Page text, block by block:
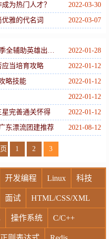
2022-03-30
为热门人才？
2022-03-07
雅的代名词
2022-01-28
2022年王者荣耀游戏S26赛季全辅助英雄出装思路铭文搭配技巧
2022-01-12
当培育攻略
2022-01-12
略技能
2022-01-12
2022-01-12
完善通关怀得
2021-08-12
东漂流团建推荐
1 2 3
开发编程 Linux 科技
面试 HTML/CSS/XML
操作系统 C/C++